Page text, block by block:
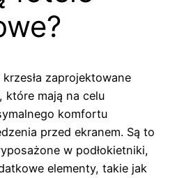
zaprojektowane
które mają na celu
komfortu
przed ekranem. Są to
w podłokietniki,
elementy, takie jak